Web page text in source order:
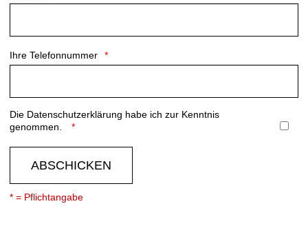
Ihre Telefonnummer
Die Datenschutzerklärung habe ich zur Kenntnis
genommen.
ABSCHICKEN
* = Pflichtangabe